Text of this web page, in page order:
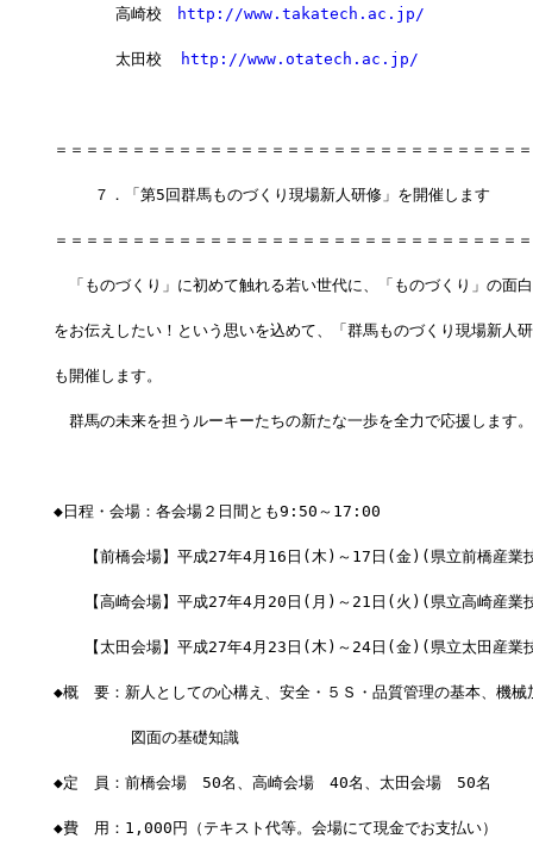
高崎校 http://www.takatech.ac.jp/
太田校 http://www.otatech.ac.jp/
＝＝＝＝＝＝＝＝＝＝＝＝＝＝＝＝＝＝＝＝＝＝＝＝＝＝＝＝＝＝
７．「第5回群馬ものづくり現場新人研修」を開催します
＝＝＝＝＝＝＝＝＝＝＝＝＝＝＝＝＝＝＝＝＝＝＝＝＝＝＝＝＝＝
「ものづくり」に初めて触れる若い世代に、「ものづくり」の面
をお伝えしたい！という思いを込めて、「群馬ものづくり現場新人
も開催します。
群馬の未来を担うルーキーたちの新たな一歩を全力で応援します。
◆日程・会場：各会場２日間とも9:50～17:00
【前橋会場】平成27年4月16日(木)～17日(金)(県立前橋産業
【高崎会場】平成27年4月20日(月)～21日(火)(県立高崎産業
【太田会場】平成27年4月23日(木)～24日(金)(県立太田産業
◆概　要：新人としての心構え、安全・５Ｓ・品質管理の基本、機械
図面の基礎知識
◆定　員：前橋会場　50名、高崎会場　40名、太田会場　50名
◆費　用：1,000円（テキスト代等。会場にて現金でお支払い）